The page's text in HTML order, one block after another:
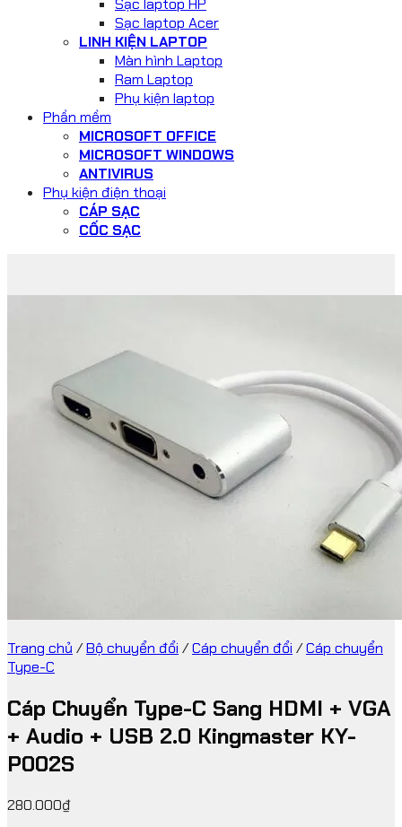
Sạc laptop HP
Sạc laptop Acer
LINH KIỆN LAPTOP
Màn hình Laptop
Ram Laptop
Phụ kiện laptop
Phần mềm
MICROSOFT OFFICE
MICROSOFT WINDOWS
ANTIVIRUS
Phụ kiện điện thoại
CÁP SẠC
CỐC SẠC
Trang chủ /Bộ chuyển đổi /Cáp chuyển đổi /Cáp chuyển
Type-C
Cáp Chuyển Type-C Sang HDMI + VGA
+ Audio + USB 2.0 Kingmaster KY-
P002S
280.000₫